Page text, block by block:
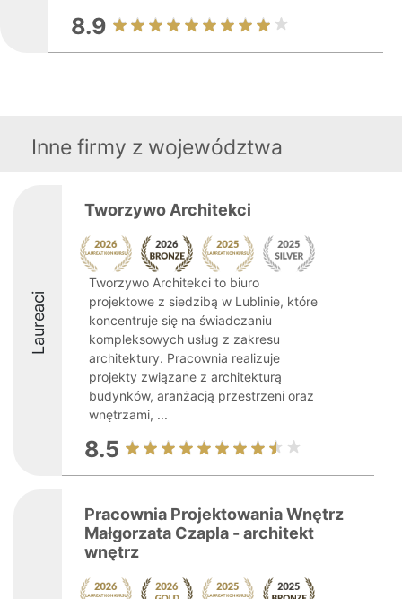
8.9
Inne firmy z województwa
Laureaci
Tworzywo Architekci
Tworzywo Architekci to biuro
projektowe z siedzibą w Lublinie, które
koncentruje się na świadczaniu
kompleksowych usług z zakresu
architektury. Pracownia realizuje
projekty związane z architekturą
budynków, aranżacją przestrzeni oraz
wnętrzami, ...
8.5
Pracownia Projektowania Wnętrz
Małgorzata Czapla - architekt
wnętrz